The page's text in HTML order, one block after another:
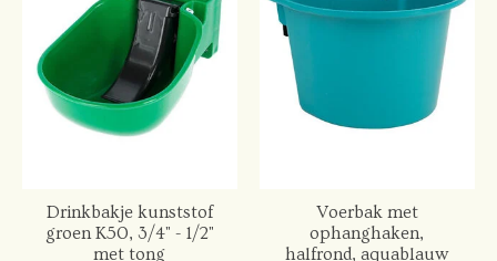
Drinkbakje kunststof
groen K50, 3/4" - 1/2"
met tong
Voerbak met
ophanghaken,
halfrond, aquablauw